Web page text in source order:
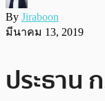
By Jiraboon
มีนาคม 13, 2019
ประธาน